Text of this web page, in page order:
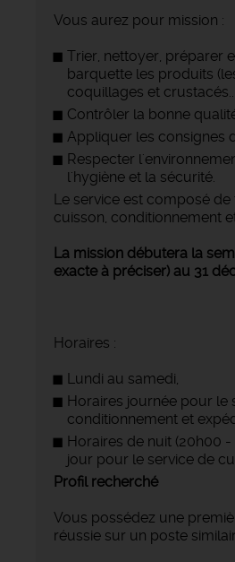
Vous aurez pour mission :
Trier, nettoyer, préparer
barquette les produits
coquillages et
Contrôler la bonne
Appliquer les consignes
Respecter
l'hygiène et la sécurité.
Le service est composé de
cuisson, conditionnement
La mission débutera la
exacte à préciser) au 31
Horaires :
Lundi au samedi,
Horaires journée pour le
conditionnement et
Horaires de nuit (20h00
jour pour le service de
Profil recherché
Vous possédez une
réussie sur un poste